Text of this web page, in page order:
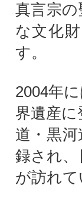
真言宗
な文化
す。
2004年
界遺産
道・黒
録され
が訪れて